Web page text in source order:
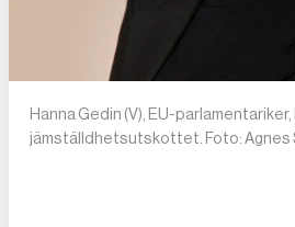
Hanna Gedin (V), EU-
jämställdhetsutskottet. Foto: Agnes